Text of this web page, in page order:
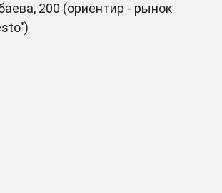
200 (ориентир - рынок